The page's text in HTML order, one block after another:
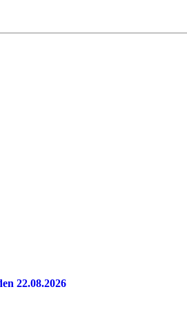
22.08.2026